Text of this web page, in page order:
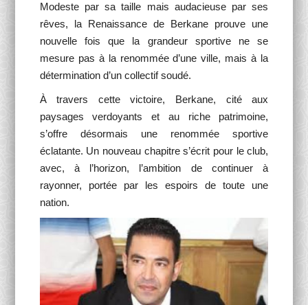
Modeste par sa taille mais audacieuse par ses
rêves, la Renaissance de Berkane prouve une
nouvelle fois que la grandeur sportive ne se
mesure pas à la renommée d’une ville, mais à la
détermination d’un collectif soudé.
À travers cette victoire, Berkane, cité aux
paysages verdoyants et au riche patrimoine,
s’offre désormais une renommée sportive
éclatante. Un nouveau chapitre s’écrit pour le club,
avec, à l’horizon, l’ambition de continuer à
rayonner, portée par les espoirs de toute une
nation.